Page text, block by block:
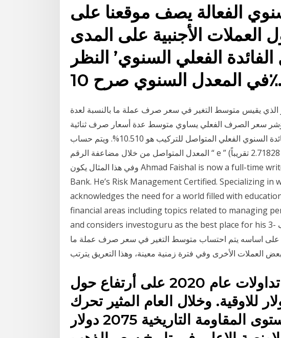
الفعالة يصف موقعنا على
العملات الأجنبية على المدى
الفائدة الفعلي السنوي’ النظر
في المعدل السنوي صرح 10٪.
يقيس متوسط التغير في سعر صرف عملة ما بالنسبة لعدة
سعر الصرف الفعلي يساوي متوسط عدة أسعار صرف ثنائية
وهو يدل على وبنسبة 10%، يكون معدل الفائدة السنوي الفعلي المتواصل للتركيب هو 10.510%. ويتم حساب
المعدل المتواصل من خلال مضاعفة الرقم “ e ” (الذي يعادل 2.71828 تقريباً) لمعدل الفائدة ويتم طرح 1.
وفي هذا المثال يكون Ahmad Faishal is now a full-time writer and former Analyst of BPD DIY
Bank. He’s Risk Management Certified. Specializing
acknowledges the need for a world filled with
financial areas including topics related to managing
and considers investoguru as the best place for his 3- سعر الصرف الفعلي : يعبر سعر الصرف
على اساسه يتم احتساب متوسط التغير في سعر صرف عملة ما
العملات الأخرى وفي فترة زمنية معينة، وهذا التعريق يترتب
حيث أغلق سعر الذهب تداولات عام 2020 على أرتفاع حول
النفسية 1900 دولار للاوقية. وخلال العام المثير تحرك
سعر الذهب الى مستوى المقاومة التاريخية 2075 دولار